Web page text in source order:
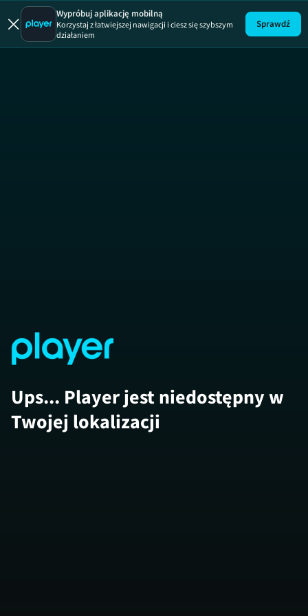
Wypróbuj aplikację mobilną
Korzystaj z łatwiejszej nawigacji i ciesz się szybszym
działaniem
Sprawdź
Ups... Player jest niedostępny w
Twojej lokalizacji